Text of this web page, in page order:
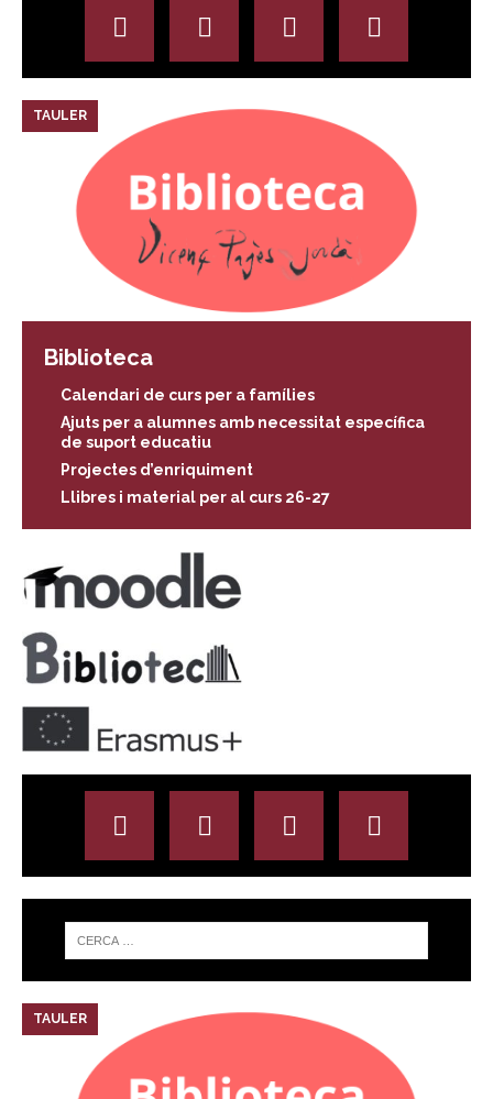
TAULER
Biblioteca
Calendari de curs per a famílies
Ajuts per a alumnes amb necessitat específica
de suport educatiu
Projectes d’enriquiment
Llibres i material per al curs 26-27
TAULER